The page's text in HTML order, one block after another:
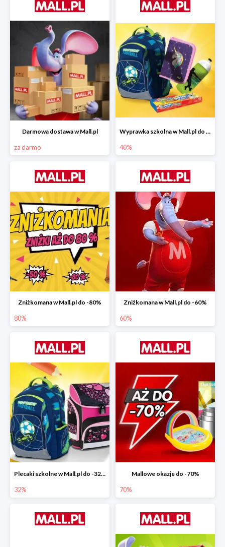
Darmowa dostawa w Mall.pl
za darmo
Wyprawka szkolna w Mall.pl do -40%
40%
Zniżkomana w Mall.pl do -80%
80%
Zniżkomana w Mall.pl do -60%
60%
Plecaki szkolne w Mall.pl do -32%
32%
Mallowe okazje do -70%
70%